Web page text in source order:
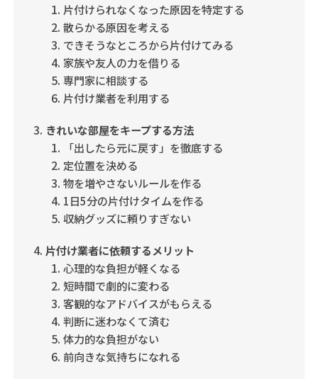
片付けられなくなった原因を特定する
散らかる原因を考える
できそうなところから片付けてみる
家族や友人の力を借りる
専門家に相談する
片付け業者を利用する
きれいな部屋をキープする方法
「出したら元に戻す」を徹底する
定位置を決める
物を増やさないルールを作る
1日5分の片付けタイムを作る
収納グッズに頼りすぎない
片付け業者に依頼するメリット
心理的な負担が軽くなる
短時間で劇的に変わる
客観的なアドバイスがもらえる
判断に迷わなくて済む
体力的な負担がない
前向きな気持ちになれる